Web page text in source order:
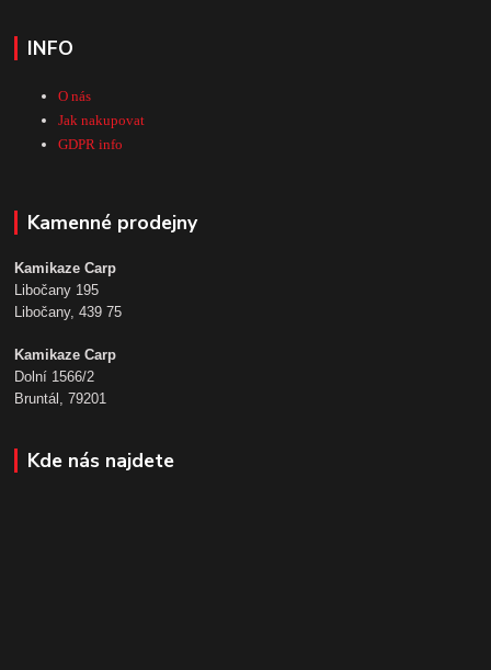
INFO
O nás
Jak nakupovat
GDPR info
Kamenné prodejny
Kamikaze Carp
Libočany 195
Libočany, 439 75
Kamikaze Carp
Dolní 1566/2
Bruntál, 79201
Kde nás najdete